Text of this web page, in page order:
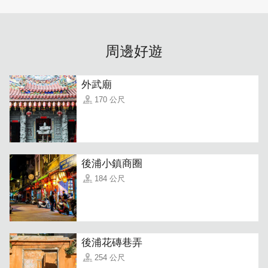
周邊好遊
外武廟
170 公尺
後浦小鎮商圈
184 公尺
後浦花磚巷弄
254 公尺